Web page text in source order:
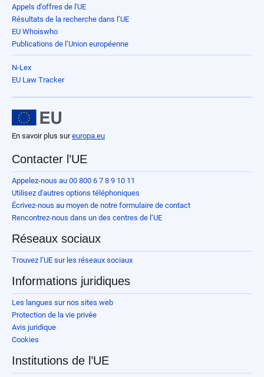
Appels d'offres de l'UE
Résultats de la recherche dans l’UE
EU Whoiswho
Publications de l’Union européenne
N-Lex
EU Law Tracker
En savoir plus sureuropa.eu
Contacter l’UE
Appelez-nous au 00 800 6 7 8 9 10 11
Utilisez d'autres options téléphoniques
Écrivez-nous au moyen de notre formulaire de contact
Rencontrez-nous dans un des centres de l’UE
Réseaux sociaux
Trouvez l’UE sur les réseaux sociaux
Informations juridiques
Les langues sur nos sites web
Protection de la vie privée
Avis juridique
Cookies
Institutions de l’UE